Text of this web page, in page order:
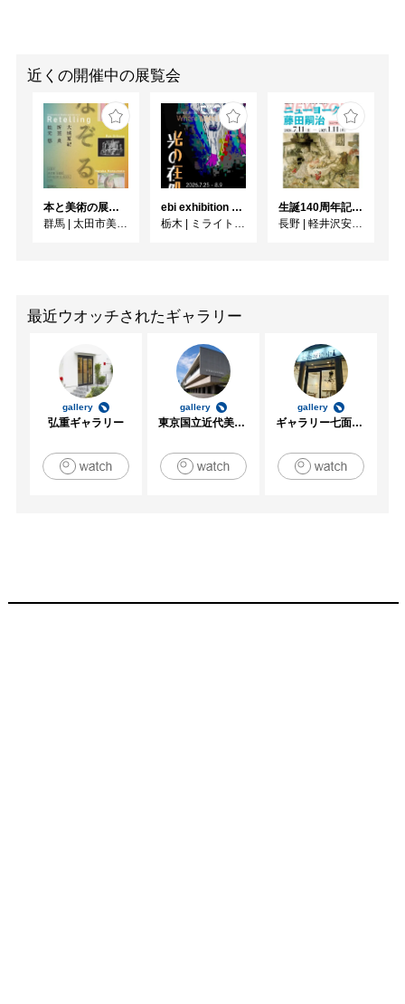
近くの開催中の展覧会
本と美術の展覧会vol.6 なぞる。
群馬 | 太田市美術館・図書館
ebi exhibition "光の在処"
栃木 | ミライト一条ギャラリースペース
生誕140周年記念企画 ニューヨークの藤田嗣治
長野 | 軽井沢安東美術館
最近ウオッチされたギャラリー
gallery
弘重ギャラリー
gallery
東京国立近代美術館
gallery
ギャラリー七面坂途中